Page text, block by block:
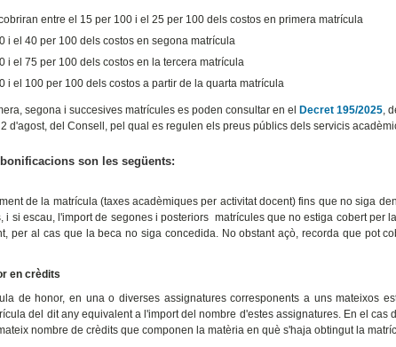
entre el 15 per 100 i el 25 per 100 dels costos en primera matrícula
i el 40 per 100 dels costos en segona matrícula
i el 75 per 100 dels costos en la tercera matrícula
i el 100 per 100 dels costos a partir de la quarta matrícula
segona i succesives matrícules es poden consultar en el Decret 195/2025,
d'agost, del Consell, pel qual es regulen els preus públics dels servicis
son les següents:
de la matrícula (taxes acadèmiques per activitat docent) fins que no siga
i si escau, l'import de segones i posteriors matrícules que no estiga cobert per
per al cas que la beca no siga concedida. No obstant açò, recorda que pot
en crèdits
de honor, en una o diverses assignatures corresponents a uns mateixos
del dit any equivalent a l'import del nombre d'estes assignatures. En el cas
nombre de crèdits que componen la matèria en què s'haja obtingut la